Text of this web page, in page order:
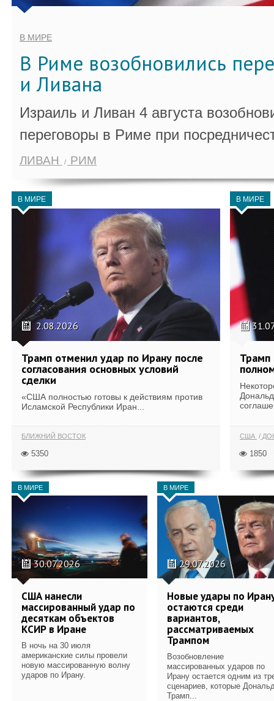
В МИРЕ
В Риме возобновились
и Ливана
Израиль и Ливан 4 августа
переговоры в Риме при
ЛИВАН РИМ
В МИРЕ
2.08.2026
Трамп отменил удар по Ирану после
согласования основных условий
сделки
«США полностью готовы к действиям против
Исламской Республики Иран...
БЛИЖНИЙ ВОСТОК
5350
В МИРЕ
Трамп
США
1850
В МИРЕ
30.07.2026
США нанесли
массированный удар по
десяткам объектов
КСИР в Иране
В ночь на 30 июля
американские силы провели
новую массированную волну
ударов по Ирану.
В МИРЕ
29.07.2026
Новые удары по
остаются среди
вариантов,
рассматриваемых
Трампом
Возобновление
массированных ударов по
Ирану остается одним из
сценариев, которые
Трамп...